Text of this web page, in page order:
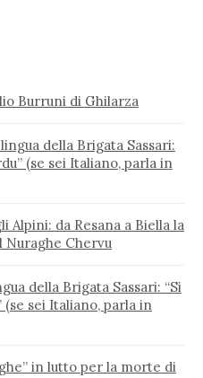
Burruni di Ghilarza
della Brigata Sassari:
(se sei Italiano, parla in
Alpini: da Resana a Biella la
Nuraghe Chervu
della Brigata Sassari: “Si
(se sei Italiano, parla in
in lutto per la morte di